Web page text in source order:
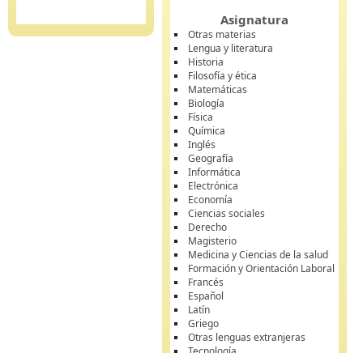
Asignatura
Otras materias
Lengua y literatura
Historia
Filosofía y ética
Matemáticas
Biología
Física
Química
Inglés
Geografía
Informática
Electrónica
Economía
Ciencias sociales
Derecho
Magisterio
Medicina y Ciencias de la salud
Formación y Orientación Laboral
Francés
Español
Latín
Griego
Otras lenguas extranjeras